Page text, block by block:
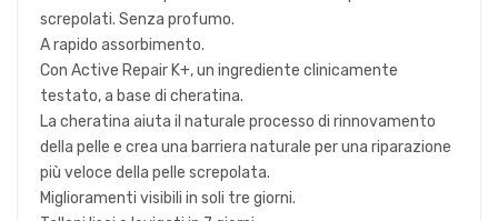
screpolati. Senza profumo.
A rapido assorbimento.
Con Active Repair K+, un ingrediente clinicamente
testato, a base di cheratina.
La cheratina aiuta il naturale processo di rinnovamento
della pelle e crea una barriera naturale per una riparazione
più veloce della pelle screpolata.
Miglioramenti visibili in soli tre giorni.